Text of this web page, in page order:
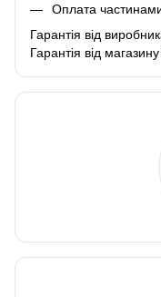
Оплата
Гарантія від
Гарантія від